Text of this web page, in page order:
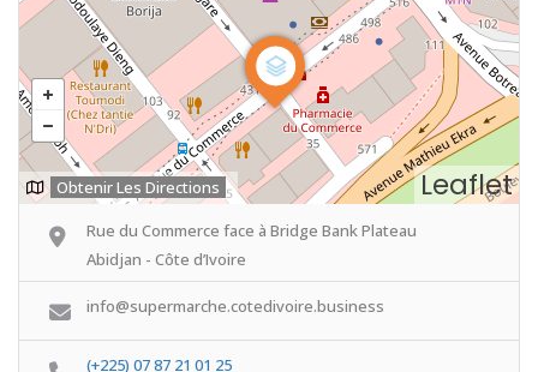
Leaflet
Obtenir Les Directions
Rue du Commerce face à Bridge Bank Plateau
Abidjan - Côte d’Ivoire
info@supermarche.cotedivoire.business
(+225) 07 87 21 01 25